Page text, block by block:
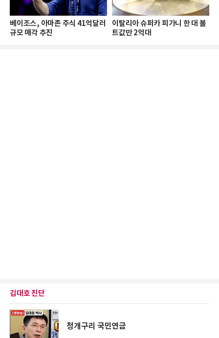
베이조스, 아마존 주식 41억달러
규모 매각 추진
이탈리아 슈퍼카 피가니 한 대 볼
트값만 2억대
김대호 진단
청개구리 국민연금